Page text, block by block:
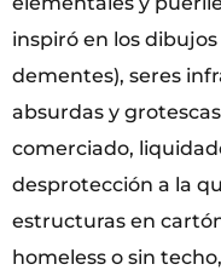
inspiró en los
dementes), seres
absurdas y
comerciado,
desprotección a la
estructuras en
homeless o sin